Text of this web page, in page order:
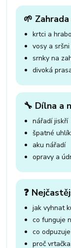
🌱 Zahrada
krtci a
vosy a sršni
srnky na
divoká
🔧 Dílna a
nářadí jiskří
špatné
aku nářadí
opravy a
❓
jak vyhnat
co funguje
co
proč